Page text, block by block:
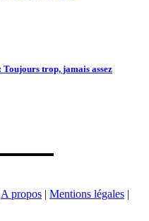
trop, jamais assez
A propos | Mentions légales |